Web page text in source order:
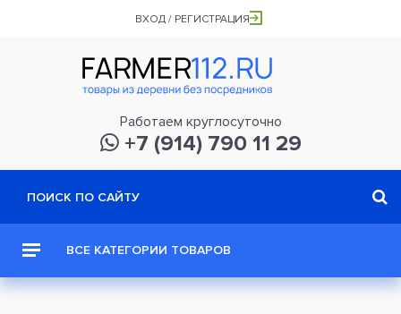
ВХОД / РЕГИСТРАЦИЯ
Работаем круглосуточно
+7 (914) 790 11 29
ВСЕ КАТЕГОРИИ ТОВАРОВ